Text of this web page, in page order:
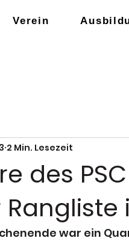
Verein
des
2 Min. Lesezeit
war ein